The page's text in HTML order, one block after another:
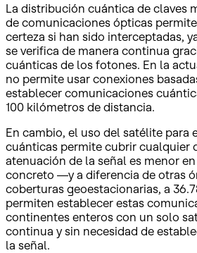
La distribución cuántica de claves
de comunicaciones ópticas
certeza si han sido interceptadas,
se verifica de manera continua
cuánticas de los fotones. En la
no permite usar conexiones
establecer comunicaciones
100 kilómetros de distancia.
En cambio, el uso del satélite para
cuánticas permite cubrir cualquier
atenuación de la señal es menor
concreto —y a diferencia de otras
coberturas geoestacionarias, a
permiten establecer estas
continentes enteros con un solo
continua y sin necesidad de
la señal.